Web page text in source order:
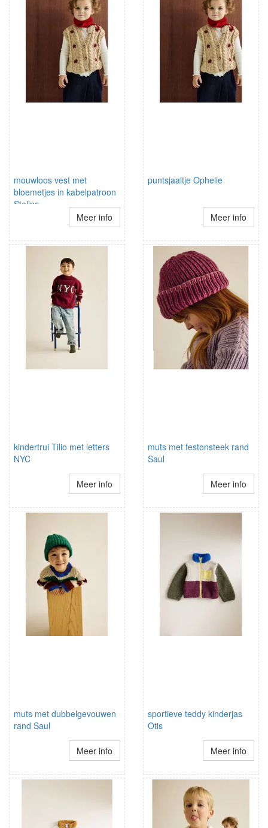
mouwloos vest met
bloemetjes in kabelpatroon
Stelina
Meer info
puntsjaaltje Ophelie
Meer info
kindertrui Tilio met letters
NYC
Meer info
muts met festonsteek rand
Saul
Meer info
muts met dubbelgevouwen
rand Saul
Meer info
sportieve teddy kinderjas
Otis
Meer info